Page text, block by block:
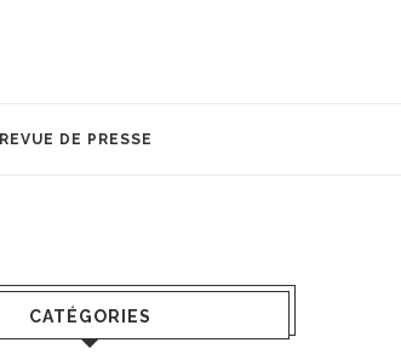
REVUE DE PRESSE
CATÉGORIES